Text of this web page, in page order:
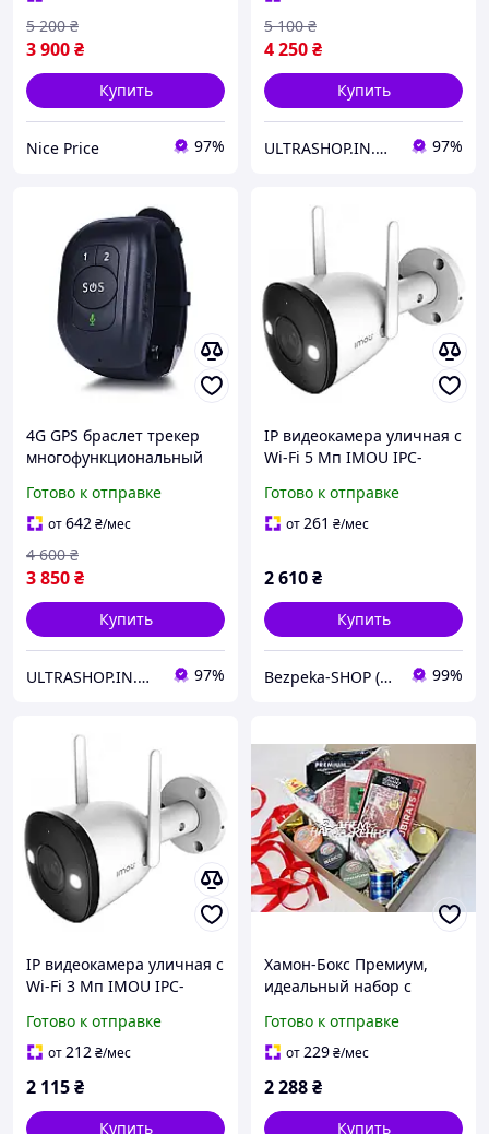
штативом-пантографом
ТОВАР Б/У
3 900₴
5 200 ₴
Купить
Nice Price 97%
4 250₴
5 100 ₴
Купить
ULTRASHOP.IN.UA 🛒 Интернет-магазин трендовых гаджетов 97%
4G GPS браслет трекер
многофункциональный
людей ReachFar RF-V48 c
черной SOS - US
Готово к отправке
от642₴/мес
3 850₴
4 600 ₴
Купить
ULTRASHOP.IN.UA 🛒 Интернет-магазин трендовых гаджетов 97%
IP видеокамера уличная с
Wi-Fi 5 Мп IMOU IPC-
режимами ночного
видения и детекцией
Готово к отправке
от261 ₴/мес
2 610₴
Купить
Bezpeka-SHOP (Гипермаркет по БЕЗОПАСНОСТИ) 99%
IP видеокамера уличная с
Wi-Fi 3 Мп IMOU IPC-
режимами ночного
видения и детекцией
Готово к отправке
от212₴/мес
2 115₴
Купить
Хамон-Бокс Премиум,
идеальный набор с
дорогих людей
Готово к отправке
от229₴/мес
2 288₴
Купить